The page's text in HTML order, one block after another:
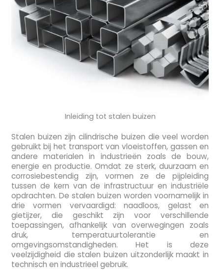
Inleiding tot stalen buizen
Stalen buizen zijn cilindrische buizen die veel worden
gebruikt bij het transport van vloeistoffen, gassen en
andere materialen in industrieën zoals de bouw,
energie en productie. Omdat ze sterk, duurzaam en
corrosiebestendig zijn, vormen ze de pijpleiding
tussen de kern van de infrastructuur en industriële
opdrachten. De stalen buizen worden voornamelijk in
drie vormen vervaardigd: naadloos, gelast en
gietijzer, die geschikt zijn voor verschillende
toepassingen, afhankelijk van overwegingen zoals
druk, temperatuurtolerantie en
omgevingsomstandigheden. Het is deze
veelzijdigheid die stalen buizen uitzonderlijk maakt in
technisch en industrieel gebruik.